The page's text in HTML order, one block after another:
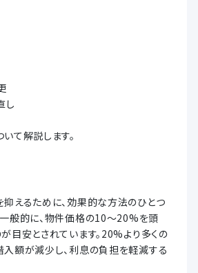
し
て解説します。
えるために、効果的な方法のひとつ
般的に、物件価格の10〜20%を頭
目安とされています。20%より多くの
額が減少し、利息の負担を軽減する